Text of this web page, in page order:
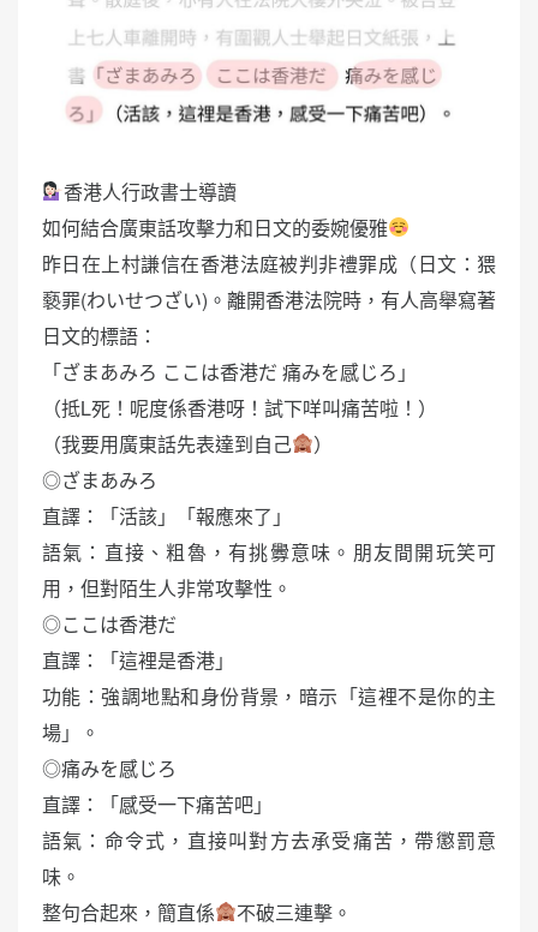
香港人行政書士導讀
如何結合廣東話攻擊力和日文的委婉優雅
昨日在上村謙信在香港法庭被判非禮罪成（日文：猥
褻罪(わいせつざい)。離開香港法院時，有人高舉寫著
日文的標語：
「ざまあみろ ここは香港だ 痛みを感じろ」
（抵L死！呢度係香港呀！試下咩叫痛苦啦！）
（我要用廣東話先表達到自己
）
◎ざまあみろ
直譯：「活該」「報應來了」
語氣：直接、粗魯，有挑釁意味。朋友間開玩笑可
用，但對陌生人非常攻擊性。
◎ここは香港だ
直譯：「這裡是香港」
功能：強調地點和身份背景，暗示「這裡不是你的主
場」。
◎痛みを感じろ
直譯：「感受一下痛苦吧」
語氣：命令式，直接叫對方去承受痛苦，帶懲罰意
味。
整句合起來，簡直係
不破三連擊。